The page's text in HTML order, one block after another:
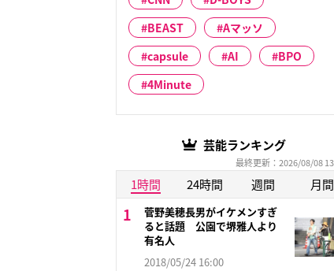
BEAST
Aマッソ
capsule
AI
BPO
4Minute
芸能ランキング
最終更新：2026/08/08
1時間 24時間 週間 月間
菅野美穂長男がイケメンすぎ
ると話題 公園で堺雅人より
有名人
2018/05/24 16:00